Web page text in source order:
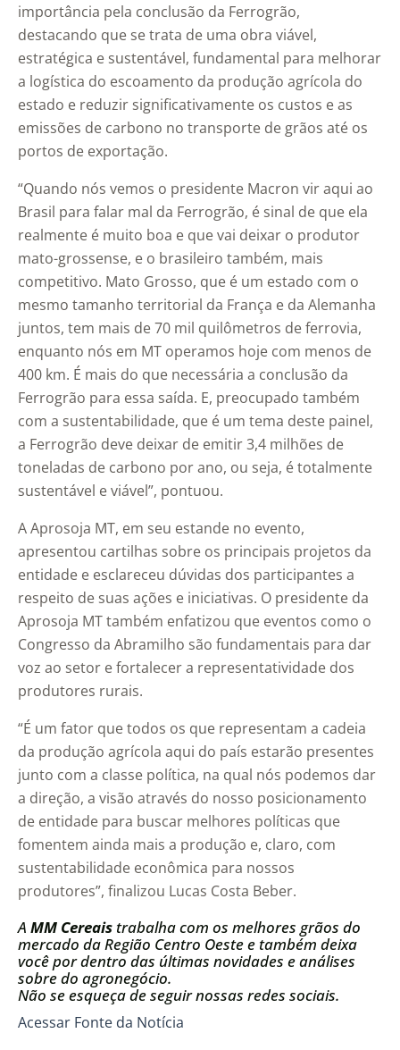
importância pela conclusão da Ferrogrão,
destacando que se trata de uma obra viável,
estratégica e sustentável, fundamental para melhorar
a logística do escoamento da produção agrícola do
estado e reduzir significativamente os custos e as
emissões de carbono no transporte de grãos até os
portos de exportação.
“Quando nós vemos o presidente Macron vir aqui ao
Brasil para falar mal da Ferrogrão, é sinal de que ela
realmente é muito boa e que vai deixar o produtor
mato-grossense, e o brasileiro também, mais
competitivo. Mato Grosso, que é um estado com o
mesmo tamanho territorial da França e da Alemanha
juntos, tem mais de 70 mil quilômetros de ferrovia,
enquanto nós em MT operamos hoje com menos de
400 km. É mais do que necessária a conclusão da
Ferrogrão para essa saída. E, preocupado também
com a sustentabilidade, que é um tema deste painel,
a Ferrogrão deve deixar de emitir 3,4 milhões de
toneladas de carbono por ano, ou seja, é totalmente
sustentável e viável”, pontuou.
A Aprosoja MT, em seu estande no evento,
apresentou cartilhas sobre os principais projetos da
entidade e esclareceu dúvidas dos participantes a
respeito de suas ações e iniciativas. O presidente da
Aprosoja MT também enfatizou que eventos como o
Congresso da Abramilho são fundamentais para dar
voz ao setor e fortalecer a representatividade dos
produtores rurais.
“É um fator que todos os que representam a cadeia
da produção agrícola aqui do país estarão presentes
junto com a classe política, na qual nós podemos dar
a direção, a visão através do nosso posicionamento
de entidade para buscar melhores políticas que
fomentem ainda mais a produção e, claro, com
sustentabilidade econômica para nossos
produtores”, finalizou Lucas Costa Beber.
A MM Cereais trabalha com os melhores grãos do
mercado da Região Centro Oeste e também deixa
você por dentro das últimas novidades e análises
sobre do agronegócio.
Não se esqueça de seguir nossas redes sociais.
Acessar Fonte da Notícia